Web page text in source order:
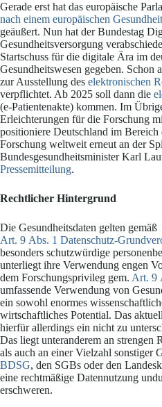
Gerade erst hat das europäische
nach einem europäischen
geäußert. Nun hat der Bundestag
Gesundheitsversorgung
Startschuss für die digitale Ära im
Gesundheitswesen gegeben. Schon
zur Ausstellung des elektronischen
verpflichtet. Ab 2025 soll dann die
(e-Patientenakte) kommen. Im
Erleichterungen für die Forschung
positioniere Deutschland im Bereich
Forschung weltweit erneut an der
Bundesgesundheitsminister Karl
Pressemitteilung.
Rechtlicher Hintergrund
Die Gesundheitsdaten gelten gemäß
Art. 9 Abs. 1 Datenschutz-
besonders schutzwürdige
unterliegt ihre Verwendung engen
dem Forschungsprivileg gem. Art. 9
umfassende Verwendung von
ein sowohl enormes
wirtschaftliches Potential. Das
hierfür allerdings ein nicht zu
Das liegt unteranderem an strengen
als auch an einer Vielzahl sonstiger
BDSG, den SGBs oder den
eine rechtmäßige Datennutzung
erschweren.